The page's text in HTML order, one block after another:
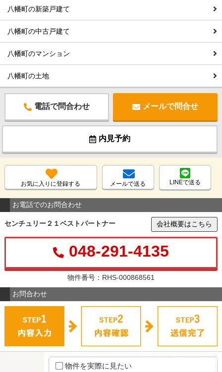
八幡町の新築戸建て
八幡町の中古戸建て
八幡町のマンション
八幡町の土地
電話で問合わせ メールで問合せ
内見予約
お気に入りに登録する メールで送る LINEで送る
お電話でのお問合わせ
センチュリー２１ベストパートナー 会社概要はこちら
048-291-4135
物件番号：RHS-000868561
お問合わせ
物件を実際に見たい